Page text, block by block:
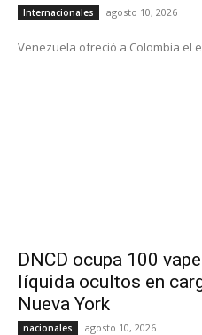
Internacionales agosto 10, 2026
Venezuela ofreció a Colombia el
DNCD ocupa 100
líquida ocultos en
Nueva York
nacionales agosto 10, 2026